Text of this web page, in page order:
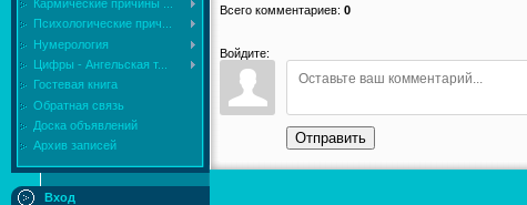
Кармические причины ...
Психологические прич...
Нумерология
Цифры - Ангельская т...
Гостевая книга
Обратная связь
Доска объявлений
Архив записей
Вход
Всего комментариев: 0
Войдите:
Отправить